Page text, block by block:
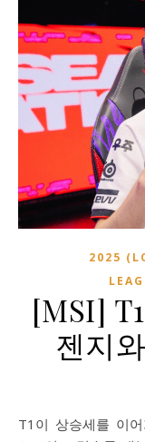
2025
[MSI]
젠지
T1이 상승세를 이어가며 BLG를 3:0으로 완파했다. 3세트는